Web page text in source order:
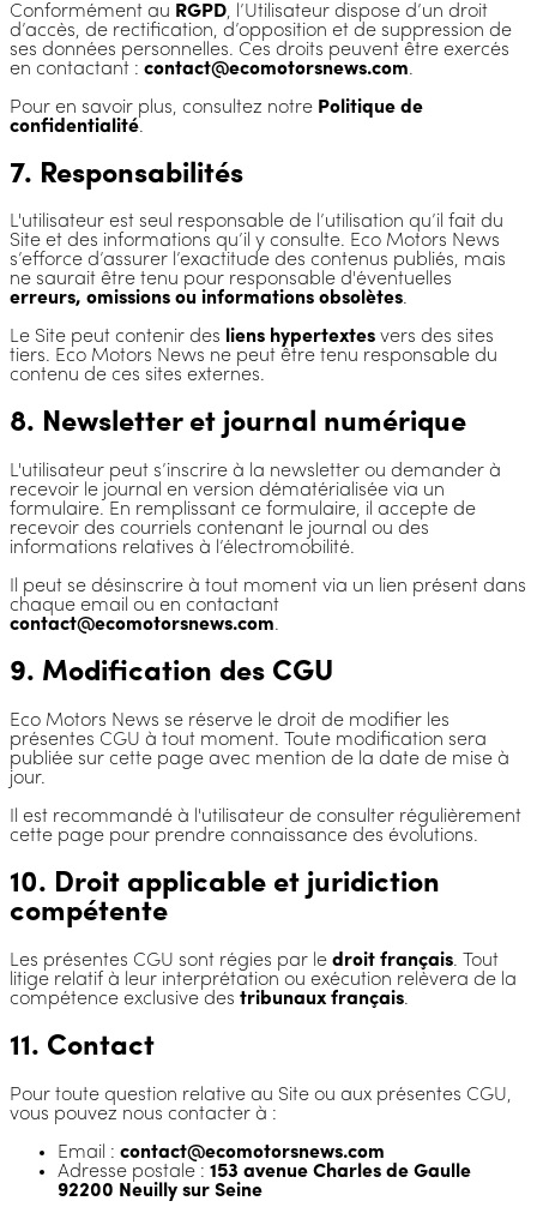
Conformément au RGPD, l’Utilisateur dispose d’un droit
d’accès, de rectification, d’opposition et de suppression de
ses données personnelles. Ces droits peuvent être exercés
en contactant : contact@ecomotorsnews.com.
Pour en savoir plus, consultez notre Politique de
confidentialité.
7. Responsabilités
L'utilisateur est seul responsable de l’utilisation qu’il fait du
Site et des informations qu’il y consulte. Eco Motors News
s’efforce d’assurer l’exactitude des contenus publiés, mais
ne saurait être tenu pour responsable d'éventuelles
erreurs, omissions ou informations obsolètes.
Le Site peut contenir des liens hypertextes vers des sites
tiers. Eco Motors News ne peut être tenu responsable du
contenu de ces sites externes.
8. Newsletter et journal numérique
L'utilisateur peut s’inscrire à la newsletter ou demander à
recevoir le journal en version dématérialisée via un
formulaire. En remplissant ce formulaire, il accepte de
recevoir des courriels contenant le journal ou des
informations relatives à l’électromobilité.
Il peut se désinscrire à tout moment via un lien présent dans
chaque email ou en contactant
contact@ecomotorsnews.com.
9. Modification des CGU
Eco Motors News se réserve le droit de modifier les
présentes CGU à tout moment. Toute modification sera
publiée sur cette page avec mention de la date de mise à
jour.
Il est recommandé à l'utilisateur de consulter régulièrement
cette page pour prendre connaissance des évolutions.
10. Droit applicable et juridiction
compétente
Les présentes CGU sont régies par le droit français. Tout
litige relatif à leur interprétation ou exécution relèvera de la
compétence exclusive des tribunaux français.
11. Contact
Pour toute question relative au Site ou aux présentes CGU,
vous pouvez nous contacter à :
Email : contact@ecomotorsnews.com
Adresse postale : 153 avenue Charles de Gaulle
92200 Neuilly sur Seine